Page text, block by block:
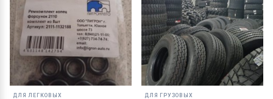
ДЛЯ ЛЕГКОВЫХ ДЛЯ ГРУЗОВЫХ